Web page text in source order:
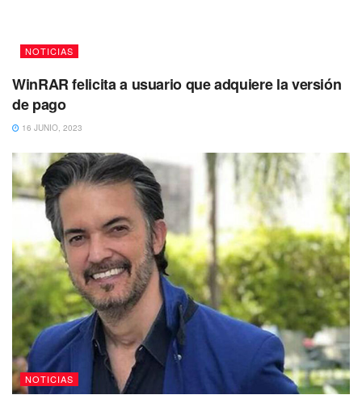
NOTICIAS
WinRAR felicita a usuario que adquiere la versión
de pago
16 JUNIO, 2023
NOTICIAS